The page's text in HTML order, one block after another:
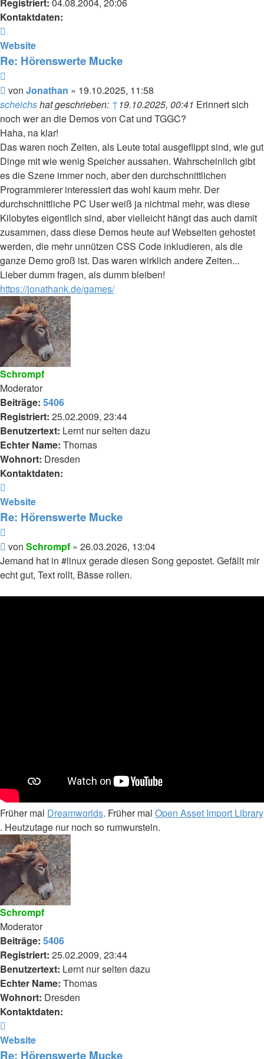
Kontaktdaten:
von
Jonathan
Website
Re: Hörenswerte Mucke
Beitrag
von Jonathan » 19.10.2025, 11:58
scheichshat geschrieben: ↑19.10.2025, 00:41 Erinnert sich
noch wer an die Demos von Cat und TGGC?
Haha, na klar!
Das waren noch Zeiten, als Leute total ausgeflippt sind, wie gut
Dinge mit wie wenig Speicher aussahen. Wahrscheinlich gibt
es die Szene immer noch, aber den durchschnittlichen
Programmierer interessiert das wohl kaum mehr. Der
durchschnittliche PC User weiß ja nichtmal mehr, was diese
Kilobytes eigentlich sind, aber vielleicht hängt das auch damit
zusammen, dass diese Demos heute auf Webseiten gehostet
werden, die mehr unnützen CSS Code inkludieren, als die
ganze Demo groß ist. Das waren wirklich andere Zeiten...
Lieber dumm fragen, als dumm bleiben!
https://jonathank.de/games/
Schrompf
Moderator
Beiträge: 5406
Registriert: 25.02.2009, 23:44
Benutzertext: Lernt nur selten dazu
Echter Name: Thomas
Wohnort: Dresden
Kontaktdaten:
von
Schrompf
Website
Re: Hörenswerte Mucke
Beitrag
von Schrompf » 26.03.2026, 13:04
Jemand hat in #linux gerade diesen Song gepostet. Gefällt mir
echt gut, Text rollt, Bässe rollen.
Früher mal Dreamworlds. Früher mal Open Asset Import Library
. Heutzutage nur noch so rumwursteln.
Schrompf
Moderator
Beiträge: 5406
Registriert: 25.02.2009, 23:44
Benutzertext: Lernt nur selten dazu
Echter Name: Thomas
Wohnort: Dresden
Kontaktdaten:
von
Schrompf
Website
Re: Hörenswerte Mucke